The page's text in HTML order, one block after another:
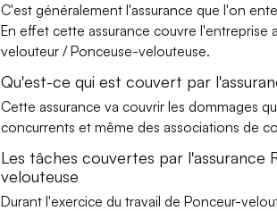
C'est généralement l'assurance que l'on
En effet cette assurance couvre l'entreprise
velouteur / Ponceuse-velouteuse.
Qu'est-ce qui est couvert par
Cette assurance va couvrir les dommages
concurrents et même des associations de
Les tâches couvertes par
velouteuse
Durant l'exercice du travail de Ponceur-